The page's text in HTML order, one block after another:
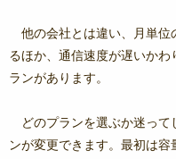
他の会社とは違い、月単位
るほか、通信速度が遅いか
ランがあります。
どのプランを選ぶか迷っ
ンが変更できます。最初は